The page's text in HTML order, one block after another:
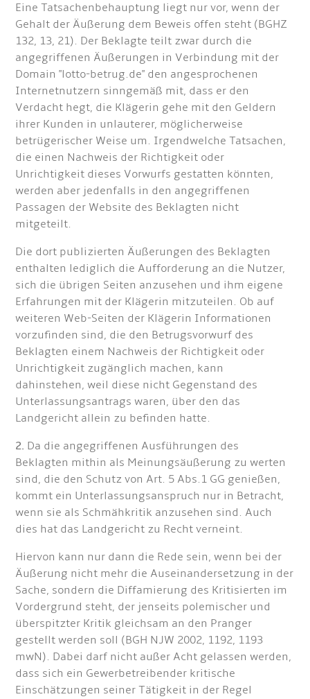
Eine Tatsachenbehauptung liegt nur vor, wenn der
Gehalt der Äußerung dem Beweis offen steht (BGHZ
132, 13, 21). Der Beklagte teilt zwar durch die
angegriffenen Äußerungen in Verbindung mit der
Domain "lotto-betrug.de" den angesprochenen
Internetnutzern sinngemäß mit, dass er den
Verdacht hegt, die Klägerin gehe mit den Geldern
ihrer Kunden in unlauterer, möglicherweise
betrügerischer Weise um. Irgendwelche Tatsachen,
die einen Nachweis der Richtigkeit oder
Unrichtigkeit dieses Vorwurfs gestatten könnten,
werden aber jedenfalls in den angegriffenen
Passagen der Website des Beklagten nicht
mitgeteilt.
Die dort publizierten Äußerungen des Beklagten
enthalten lediglich die Aufforderung an die Nutzer,
sich die übrigen Seiten anzusehen und ihm eigene
Erfahrungen mit der Klägerin mitzuteilen. Ob auf
weiteren Web-Seiten der Klägerin Informationen
vorzufinden sind, die den Betrugsvorwurf des
Beklagten einem Nachweis der Richtigkeit oder
Unrichtigkeit zugänglich machen, kann
dahinstehen, weil diese nicht Gegenstand des
Unterlassungsantrags waren, über den das
Landgericht allein zu befinden hatte.
2. Da die angegriffenen Ausführungen des
Beklagten mithin als Meinungsäußerung zu werten
sind, die den Schutz von Art. 5 Abs.1 GG genießen,
kommt ein Unterlassungsanspruch nur in Betracht,
wenn sie als Schmähkritik anzusehen sind. Auch
dies hat das Landgericht zu Recht verneint.
Hiervon kann nur dann die Rede sein, wenn bei der
Äußerung nicht mehr die Auseinandersetzung in der
Sache, sondern die Diffamierung des Kritisierten im
Vordergrund steht, der jenseits polemischer und
überspitzter Kritik gleichsam an den Pranger
gestellt werden soll (BGH NJW 2002, 1192, 1193
mwN). Dabei darf nicht außer Acht gelassen werden,
dass sich ein Gewerbetreibender kritische
Einschätzungen seiner Tätigkeit in der Regel